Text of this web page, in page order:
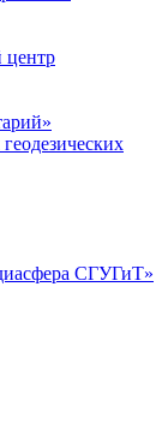
СГУГиТ»